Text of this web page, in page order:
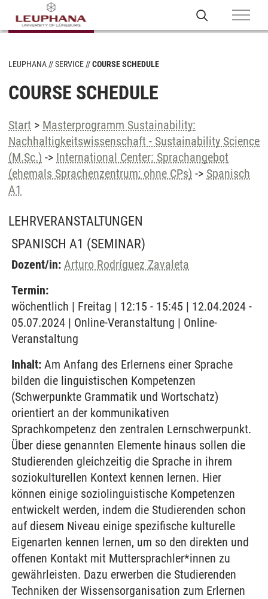
LEUPHANA SERVICE COURSE SCHEDULE
COURSE SCHEDULE
Start > Masterprogramm Sustainability:
Nachhaltigkeitswissenschaft - Sustainability Science
(M.Sc.) -> International Center: Sprachangebot
(ehemals Sprachenzentrum; ohne CPs) -> Spanisch
A1
LEHRVERANSTALTUNGEN
SPANISCH A1 (SEMINAR)
Dozent/in: Arturo Rodríguez Zavaleta
Termin:
wöchentlich | Freitag | 12:15 - 15:45 | 12.04.2024 -
05.07.2024 | Online-Veranstaltung | Online-
Veranstaltung
Inhalt: Am Anfang des Erlernens einer Sprache
bilden die linguistischen Kompetenzen
(Schwerpunkte Grammatik und Wortschatz)
orientiert an der kommunikativen
Sprachkompetenz den zentralen Lernschwerpunkt.
Über diese genannten Elemente hinaus sollen die
Studierenden gleichzeitig die Sprache in ihrem
soziokulturellen Kontext kennen lernen. Hier
können einige soziolinguistische Kompetenzen
entwickelt werden, indem die Studierenden schon
auf diesem Niveau einige spezifische kulturelle
Eigenarten kennen lernen, um so den direkten und
offenen Kontakt mit Muttersprachler*innen zu
gewährleisten. Dazu erwerben die Studierenden
Techniken der Wissensorganisation zum Erlernen